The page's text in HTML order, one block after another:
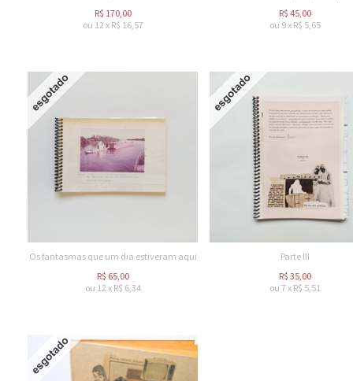
R$ 170,00
ou 12 x R$ 16,57
R$ 45,00
ou 9x R$ 5,65
Os fantasmas que um dia estiveram aqui
R$ 65,00
ou 12 x R$ 6,34
Parte III
R$ 35,00
ou 7x R$ 5,51